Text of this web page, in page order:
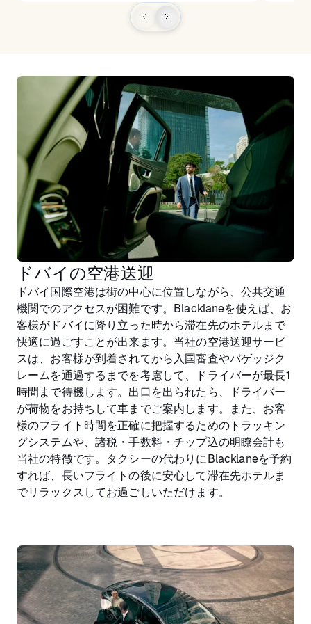
ドバイの空港送迎
ドバイ国際空港は街の中心に位置しながら、公共交通
機関でのアクセスが困難です。Blacklaneを使えば、お
客様がドバイに降り立った時から滞在先のホテルまで
快適に過ごすことが出来ます。当社の空港送迎サービ
スは、お客様が到着されてから入国審査やバゲッジク
レームを通過するまでを考慮して、ドライバーが最長1
時間まで待機します。出口を出られたら、ドライバー
が荷物をお持ちして車までご案内します。また、お客
様のフライト時間を正確に把握するためのトラッキン
グシステムや、諸税・手数料・チップ込の明瞭会計も
当社の特徴です。タクシーの代わりにBlacklaneを予約
すれば、長いフライトの後に安心して滞在先ホテルま
でリラックスしてお過ごしいただけます。